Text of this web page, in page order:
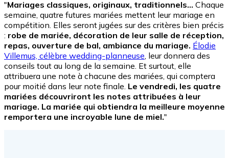
"Mariages classiques, originaux, traditionnels… Chaque
semaine, quatre futures mariées mettent leur mariage en
compétition. Elles seront jugées sur des critères bien précis
: robe de mariée, décoration de leur salle de réception,
repas, ouverture de bal, ambiance du mariage. Élodie
Villemus, célèbre wedding-planneuse , leur donnera des
conseils tout au long de la semaine. Et surtout, elle
attribuera une note à chacune des mariées, qui comptera
pour moitié dans leur note finale. Le vendredi, les quatre
mariées découvriront les notes attribuées à leur
mariage. La mariée qui obtiendra la meilleure moyenne
remportera une incroyable lune de miel."